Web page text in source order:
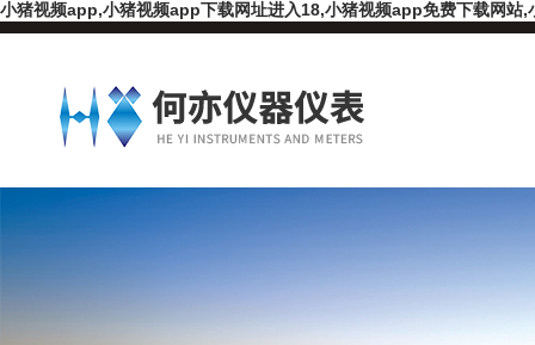
小猪视频app,小猪视频app下载网址进入18,小猪视频app免费下载网站